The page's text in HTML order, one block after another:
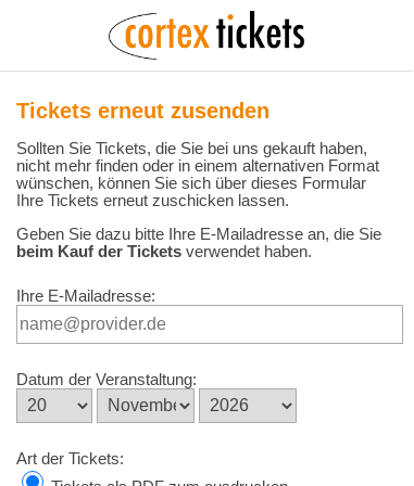
Tickets erneut zusenden
Sollten Sie Tickets, die Sie bei uns gekauft haben,
nicht mehr finden oder in einem alternativen Format
wünschen, können Sie sich über dieses Formular
Ihre Tickets erneut zuschicken lassen.
Geben Sie dazu bitte Ihre E-Mailadresse an, die Sie
beim Kauf der Tickets verwendet haben.
Ihre E-Mailadresse:
Datum der Veranstaltung:
Art der Tickets: